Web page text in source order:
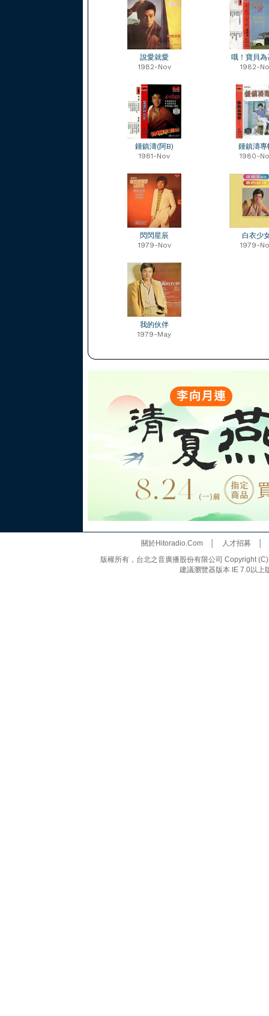
說愛就愛
1982-Nov
哦！寶貝為
1982-
鍾鎮濤(阿B)
1981-Nov
鍾鎮濤專
1980-
閃閃星辰
1979-Nov
白衣少
1979-
我的伙伴
1979-May
關於Hitoradio.Com│ 人才招募
版權所有，台北之音廣播股份有限公司 Copyright
建議瀏覽器版本 IE 7.0以上